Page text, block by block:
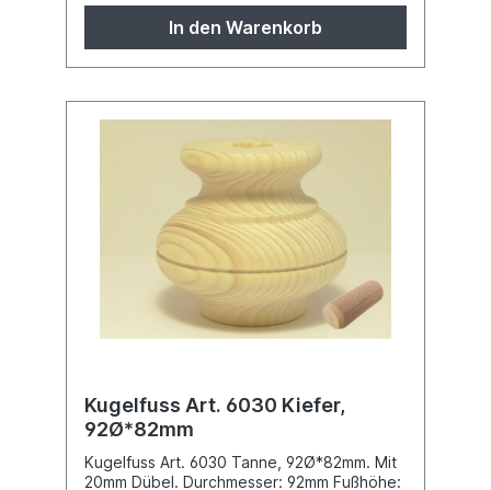
die Oberfläche je nach Bedarf beizen, ölen,
wachsen oder lackieren. Unsere
Schrankfüße sind deutsche Qualitätsware
aus Massivholz, da Holz ein Naturprodukt
Ab 10 Stück 10% Rabatt Passender
Hinterfuss hat die Artilkelnummer 6028 HF
In den Warenkorb
Kugelfuss Art. 6030 Kiefer,
92Ø*82mm
Kugelfuss Art. 6030 Tanne, 92Ø*82mm. Mit
20mm Dübel. Durchmesser: 92mm Fußhöhe: